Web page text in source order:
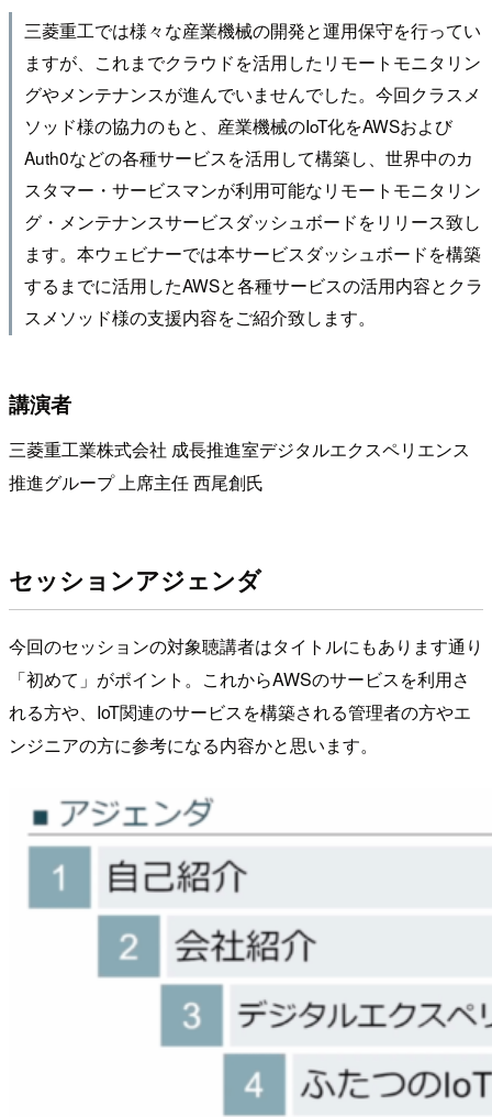
三菱重工では様々な産業機械の開発と運用保守を行ってい
ますが、これまでクラウドを活用したリモートモニタリン
グやメンテナンスが進んでいませんでした。今回クラスメ
ソッド様の協力のもと、産業機械のIoT化をAWSおよび
Auth0などの各種サービスを活用して構築し、世界中のカ
スタマー・サービスマンが利用可能なリモートモニタリン
グ・メンテナンスサービスダッシュボードをリリース致し
ます。本ウェビナーでは本サービスダッシュボードを構築
するまでに活用したAWSと各種サービスの活用内容とクラ
スメソッド様の支援内容をご紹介致します。
講演者
三菱重工業株式会社 成長推進室デジタルエクスペリエンス
推進グループ 上席主任 西尾創氏
セッションアジェンダ
今回のセッションの対象聴講者はタイトルにもあります通り
「初めて」がポイント。これからAWSのサービスを利用さ
れる方や、IoT関連のサービスを構築される管理者の方やエ
ンジニアの方に参考になる内容かと思います。